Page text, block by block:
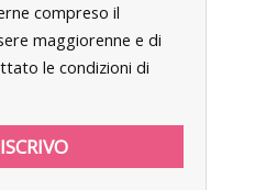
compreso il
maggiorenne e di
le condizioni di